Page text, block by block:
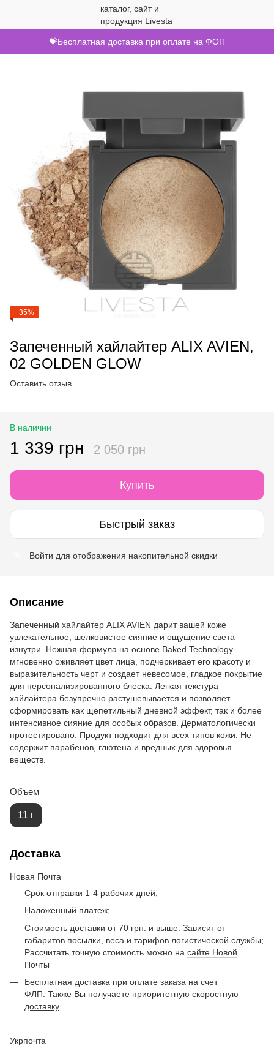
💝Бесплатная доставка при оплате на ФОП
−35%
Запеченный хайлайтер ALIX AVIEN,
02 GOLDEN GLOW
Оставить отзыв
В наличии
1 339 грн 2 050 грн
Купить
Быстрый заказ
Войти для отображения накопительной скидки
Описание
Запеченный хайлайтер ALIX AVIEN дарит вашей коже
увлекательное, шелковистое сияние и ощущение света
изнутри. Нежная формула на основе Baked Technology
мгновенно оживляет цвет лица, подчеркивает его красоту и
выразительность черт и создает невесомое, гладкое покрытие
для персонализированного блеска. Легкая текстура
хайлайтера безупречно растушевывается и позволяет
сформировать как щепетильный дневной эффект, так и более
интенсивное сияние для особых образов. Дерматологически
протестировано. Продукт подходит для всех типов кожи. Не
содержит парабенов, глютена и вредных для здоровья
веществ.
Объем
11 г
Доставка
Новая Почта
Срок отправки 1-4 рабочих дней;
Наложенный платеж;
Стоимость доставки от 70 грн. и выше. Зависит от
габаритов посылки, веса и тарифов логистической службы;
Рассчитать точную стоимость можно на сайте Новой
Почты
Бесплатная доставка при оплате заказа на счет
ФЛП. Также Вы получаете приоритетную скоростную
доставку
Укрпочта